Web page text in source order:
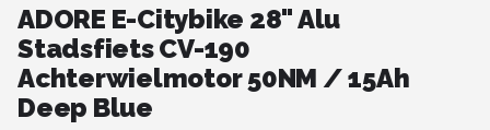
Merken
Blog
Fietsroutes
ADORE E-Citybike 28" Alu
Stadsfiets CV-190
Achterwielmotor 50NM / 15Ah
Deep Blue